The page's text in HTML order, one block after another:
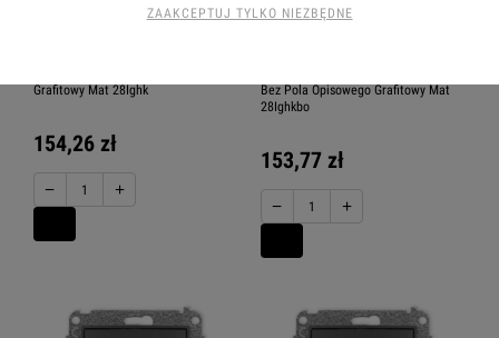
Grafitowy Mat 28Ighk
154,26 zł
− +
Bez Pola Opisowego Grafitowy Mat
28Ighkbo
153,77 zł
− +
ZAAKCEPTUJ TYLKO NIEZBĘDNE